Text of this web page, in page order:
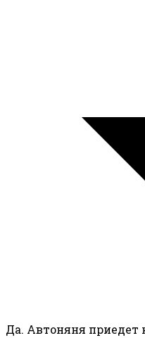
Да. Автоняня приедет